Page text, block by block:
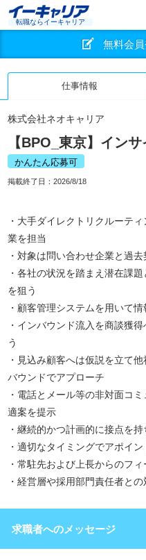
転職ならイーキャリア
無料会
仕事情報
株式会社ネオキャリア
【BPO_東京】イン
かんたん応募可
掲載終了日： 2026/8/18
・大手ダイレクトリクルーテ
業を担当
・対象は問い合わせ企業と過
・各社の状況を踏まえ潜在課
を狙う
・顧客管理システムを用いて
・インバウンド流入を商談獲
う
・見込み顧客へは仮説を立て
バウンドでアプローチ
・電話とメール等の非対面コ
適案を提示
・継続的かつ計画的に接点を
・適切なタイミングでアポイ
・常駐先および上長からのフ
・経営層や採用部門責任者と
求職者へのメッセージ